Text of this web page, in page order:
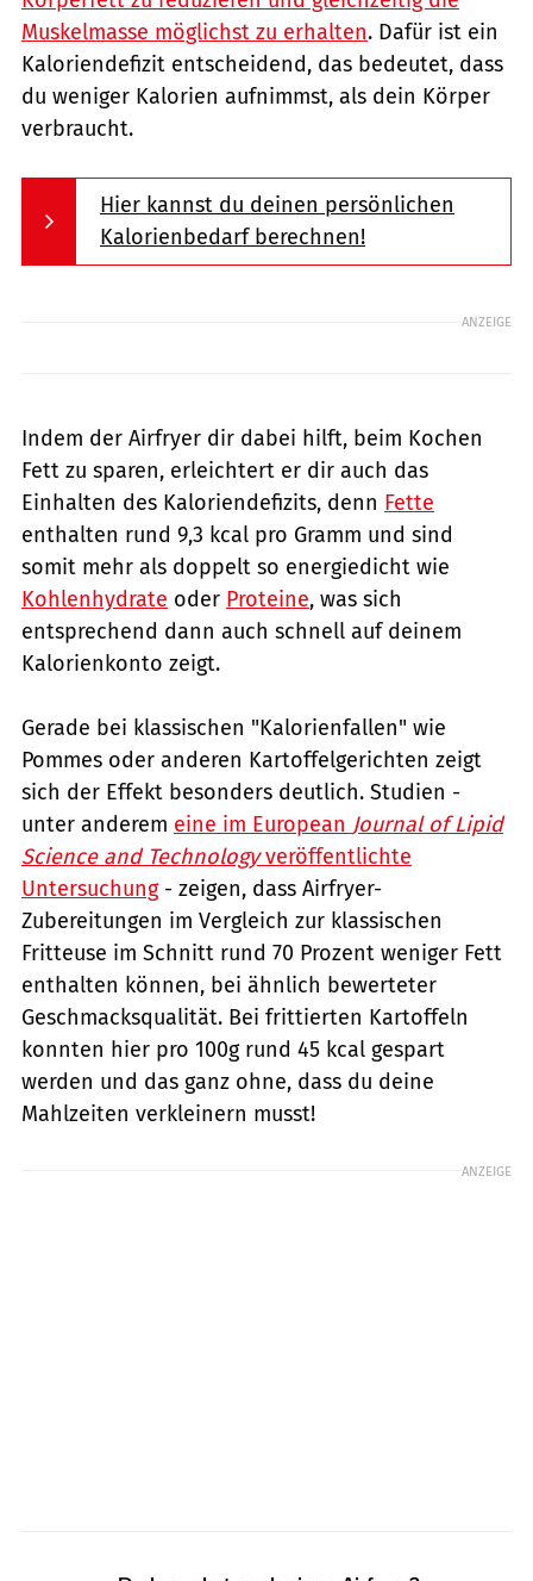
Muskelmasse möglichst zu erhalten. Dafür ist ein
Kaloriendefizit entscheidend, das bedeutet, dass
du weniger Kalorien aufnimmst, als dein Körper
verbraucht.
Hier kannst du deinen persönlichen
Kalorienbedarf berechnen!
ANZEIGE
Indem der Airfryer dir dabei hilft, beim Kochen
Fett zu sparen, erleichtert er dir auch das
Einhalten des Kaloriendefizits, denn Fette
enthalten rund 9,3 kcal pro Gramm und sind
somit mehr als doppelt so energiedicht wie
Kohlenhydrate oder Proteine, was sich
entsprechend dann auch schnell auf deinem
Kalorienkonto zeigt.
Gerade bei klassischen "Kalorienfallen" wie
Pommes oder anderen Kartoffelgerichten zeigt
sich der Effekt besonders deutlich. Studien -
unter anderem eine im European Journal of Lipid
Science and Technologyveröffentlichte
Untersuchung- zeigen, dass Airfryer-
Zubereitungen im Vergleich zur klassischen
Fritteuse im Schnitt rund 70 Prozent weniger Fett
enthalten können, bei ähnlich bewerteter
Geschmacksqualität. Bei frittierten Kartoffeln
konnten hier pro 100g rund 45 kcal gespart
werden und das ganz ohne, dass du deine
Mahlzeiten verkleinern musst!
ANZEIGE